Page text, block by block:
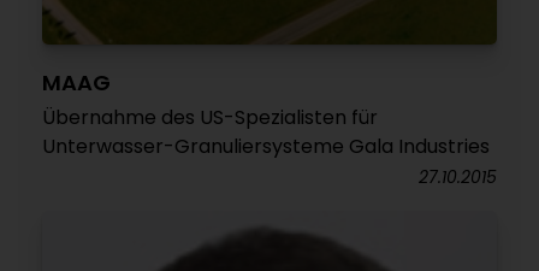
MAAG
Übernahme des US-Spezialisten für
Unterwasser-Granuliersysteme Gala Industries
27.10.2015